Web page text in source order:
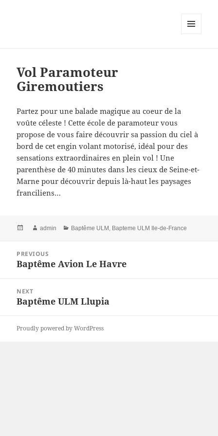
Vol Paramoteur
Giremoutiers
Partez pour une balade magique au coeur de la
voûte céleste ! Cette école de paramoteur vous
propose de vous faire découvrir sa passion du ciel à
bord de cet engin volant motorisé, idéal pour des
sensations extraordinaires en plein vol ! Une
parenthèse de 40 minutes dans les cieux de Seine-et-
Marne pour découvrir depuis là-haut les paysages
franciliens…
PostedAuthor
admin Categories
Baptême ULM , Bapteme ULM Ile-de-France
navigation
PREVIOUS
Previous
Baptême Avion Le Havre
NEXT
Next
Baptême ULM Llupia
Proudly powered by WordPress